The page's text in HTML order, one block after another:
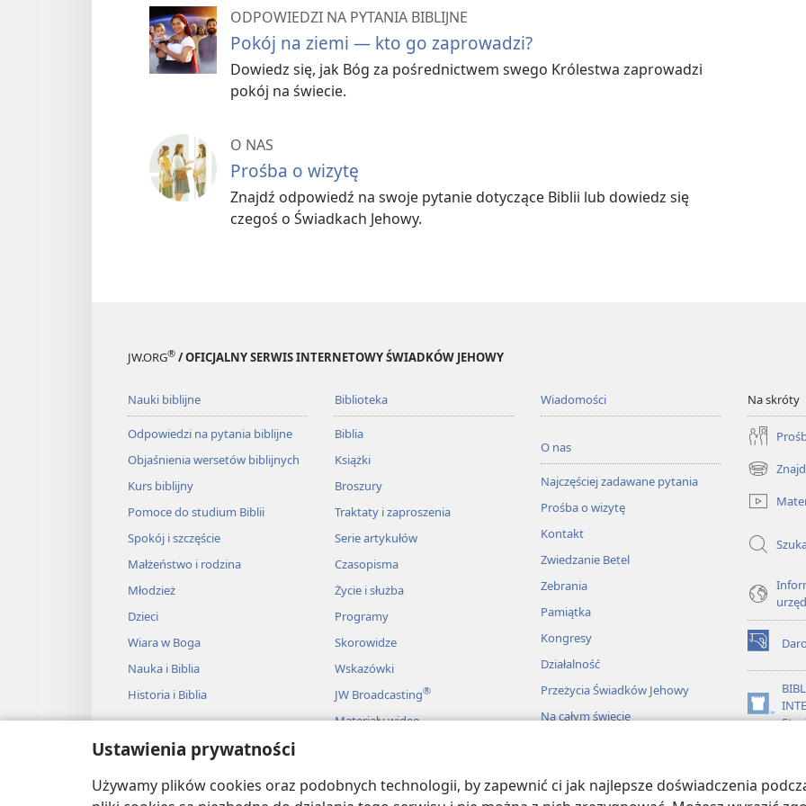
Ustawienia prywatności
Używamy plików cookies oraz podobnych technologii, by zapewnić ci jak najlepsze doświadczenia
ODPOWIEDZI NA PYTANIA BIBLIJNE
Pokój na ziemi — kto go zaprowadzi?
Dowiedz się, jak Bóg za pośrednictwem swego Królestwa zaprowadzi
pokój na świecie.
O NAS
Prośba o wizytę
Znajdź odpowiedź na swoje pytanie dotyczące Biblii lub dowiedz się
czegoś o Świadkach Jehowy.
JW.ORG® / OFICJALNY SERWIS INTERNETOWY ŚWIADKÓW JEHOWY
Nauki biblijne
Odpowiedzi na pytania biblijne
Objaśnienia wersetów biblijnych
Kurs biblijny
Pomoce do studium Biblii
Spokój i szczęście
Małżeństwo i rodzina
Młodzież
Dzieci
Wiara w Boga
Nauka i Biblia
Historia i Biblia
Biblioteka
Biblia
Książki
Broszury
Traktaty i zaproszenia
Serie artykułów
Czasopisma
Życie i służba
Programy
Skorowidze
Wskazówki
JW Broadcasting®
Materiały wideo
Adaptacje dźwiękowe Biblii
Wiadomości
O nas
Najczęściej zadawane pytania
Prośba o wizytę
Kontakt
Zwiedzanie Betel
Zebrania
Pamiątka
Kongresy
Działalność
Przeżycia Świadków Jehowy
Na całym świecie
Na skróty
(opens
new
window)
(opens
new
window)
(opens